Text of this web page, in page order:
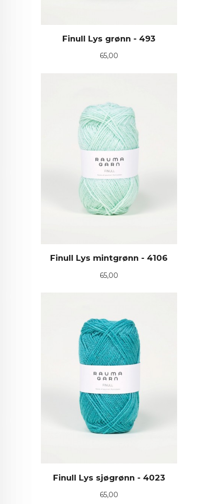
Finull Lys grønn - 493
Pris
65,00
Finull Lys mintgrønn - 4106
Pris
65,00
Finull Lys sjøgrønn - 4023
Pris
65,00